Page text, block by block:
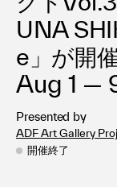
Art
Press
About
UNA
e」が開
Aug 1 —
Presented by
ADF Art Gallery
開催終了